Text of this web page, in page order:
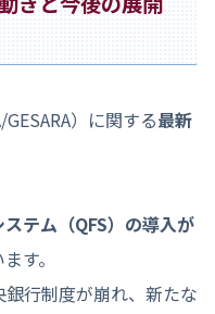
）に関する最新
テム（QFS）の導入が
す。
行制度が崩れ、新たな